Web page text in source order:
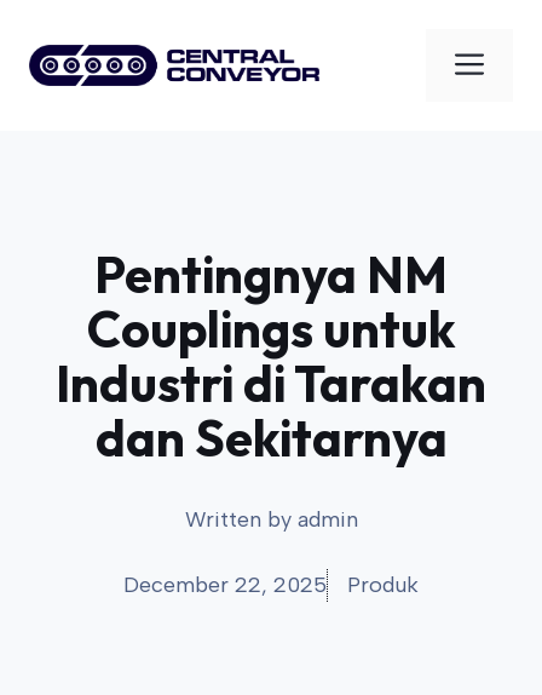
content
Pentingnya NM
Couplings untuk
Industri di Tarakan
dan Sekitarnya
Written by admin
December 22, 2025 Produk